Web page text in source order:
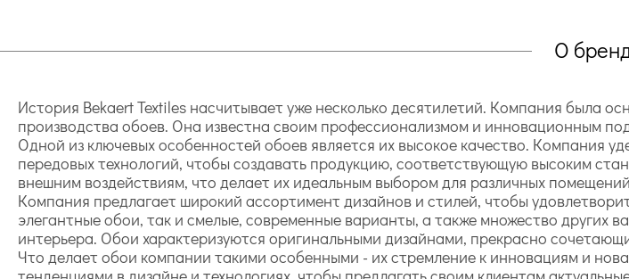
О
История Bekaert Textiles насчитывает уже несколько десятилетий. Компания была
производства обоев. Она известна своим профессионализмом и инновационным
Одной из ключевых особенностей обоев является их высокое качество. Компания
передовых технологий, чтобы создавать продукцию, соответствующую высоким
внешним воздействиям, что делает их идеальным выбором для различных
Компания предлагает широкий ассортимент дизайнов и стилей, чтобы
элегантные обои, так и смелые, современные варианты, а также множество других
интерьера. Обои характеризуются оригинальными дизайнами, прекрасно
Что делает обои компании такими особенными - их стремление к инновациям и